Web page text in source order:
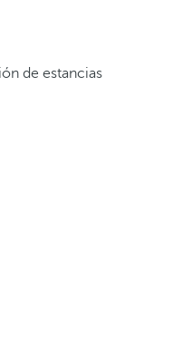
de estancias